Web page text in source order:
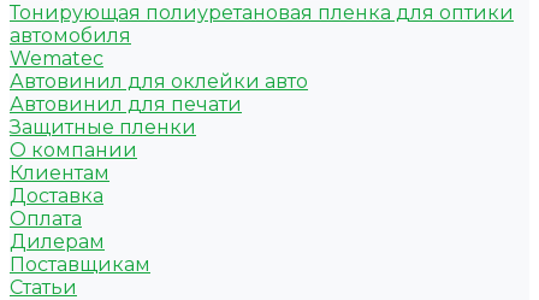
Тонирующая полиуретановая пленка для оптики
автомобиля
Wematec
Автовинил для оклейки авто
Автовинил для печати
Защитные пленки
О компании
Клиентам
Доставка
Оплата
Дилерам
Поставщикам
Статьи